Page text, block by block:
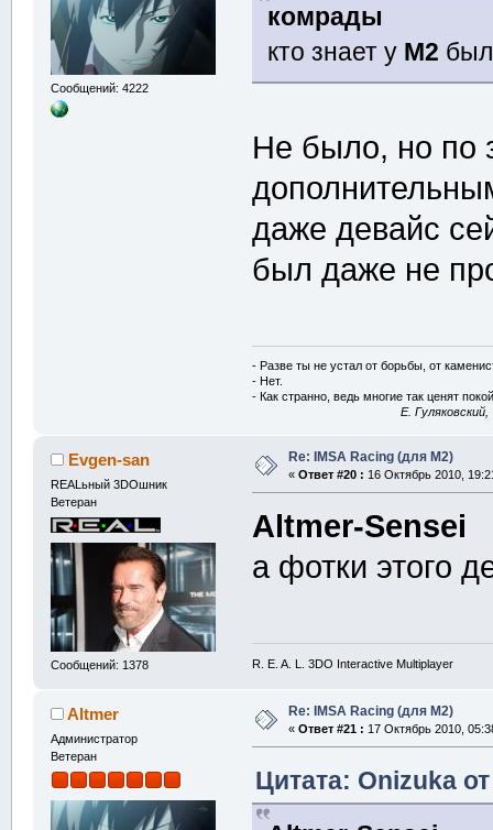
Сообщений: 4222
комрады
кто знает у M2
Не было, но по
даже девайс
был даже не
- Разве ты не устал от борьбы, от
- Нет.
- Как странно, ведь многие так ценят
E.
Evgen-san
REALьный 3DOшник
Ветеран
Сообщений: 1378
Re: IMSA Racing (для M2)
« Ответ #20 : 16 Октябрь 2010,
Altmer-Sensei
а фотки этого
R. E. A. L. 3DO Interactive Multiplayer
Altmer
Администратор
Ветеран
Re: IMSA Racing (для M2)
« Ответ #21 : 17 Октябрь 2010,
Цитата: Onizuka